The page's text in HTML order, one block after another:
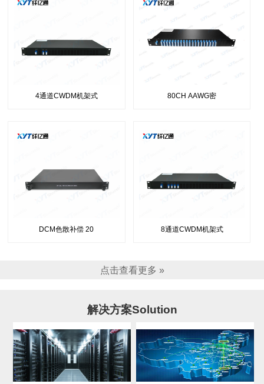
4通道CWDM机架式 80CH AAWG密
DCM色散补偿 20 8通道CWDM机架式
点击查看更多 »
解决方案Solution